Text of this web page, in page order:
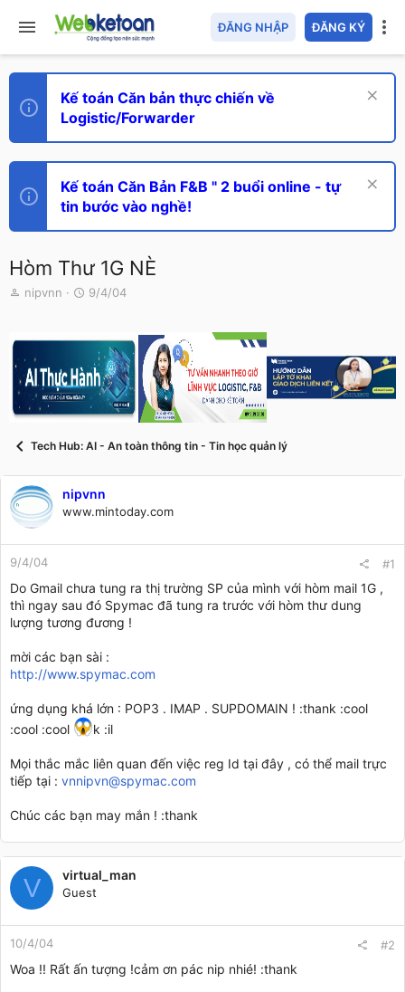
ĐĂNG NHẬP ĐĂNG KÝ
Kế toán Căn bản thực chiến về
Logistic/Forwarder
Kế toán Căn Bản F&B " 2 buổi online - tự
tin bước vào nghề!
Hòm Thư 1G NÈ
T
e
a
d
s
a
r
nipvnn
N
y
ử
i
9/4/04
Tech Hub: AI - An toàn thông tin - Tin học quản lý
nipvnn
www.mintoday.com
9/4/04 #1
Do Gmail chưa tung ra thị trường SP của mình với hòm mail 1G ,
thì ngay sau đó Spymac đã tung ra trước với hòm thư dung
lượng tương đương !
mời các bạn sài :
http://www.spymac.com
ứng dụng khá lớn : POP3 . IMAP . SUPDOMAIN ! :thank :cool
:cool :cool
k :il
Mọi thắc mắc liên quan đến việc reg Id tại đây , có thể mail trực
tiếp tại : vnnipvn@spymac.com
Chúc các bạn may mắn ! :thank
V virtual_man
Guest
10/4/04 #2
Woa !! Rất ấn tượng !cảm ơn pác nip nhié! :thank